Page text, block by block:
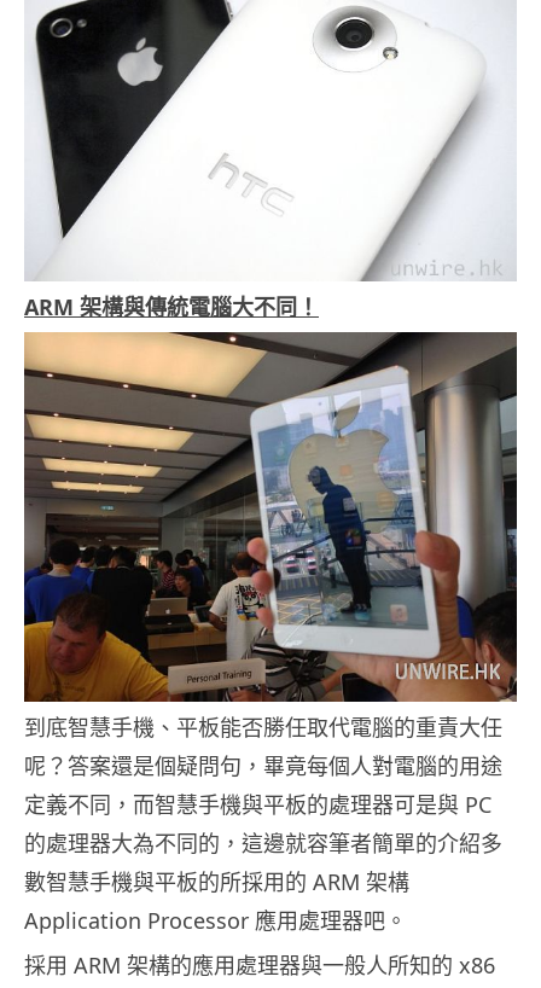
ARM 架構與傳統電腦大不同！
到底智慧手機、平板能否勝任取代電腦的重責大任
呢？答案還是個疑問句，畢竟每個人對電腦的用途
定義不同，而智慧手機與平板的處理器可是與 PC
的處理器大為不同的，這邊就容筆者簡單的介紹多
數智慧手機與平板的所採用的 ARM 架構
Application Processor 應用處理器吧。
採用 ARM 架構的應用處理器與一般人所知的 x86